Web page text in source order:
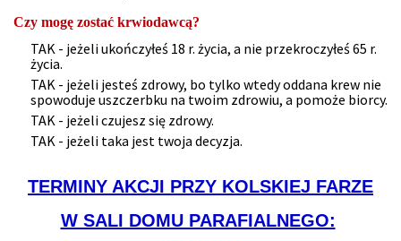
Czy mogę zostać krwiodawcą?
TAK - jeżeli ukończyłeś 18 r. życia, a nie przekroczyłeś 65 r.
życia.
TAK - jeżeli jesteś zdrowy, bo tylko wtedy oddana krew nie
spowoduje uszczerbku na twoim zdrowiu, a pomoże biorcy.
TAK - jeżeli czujesz się zdrowy.
TAK - jeżeli taka jest twoja decyzja.
TERMINY AKCJI PRZY KOLSKIEJ FARZE
W SALI DOMU PARAFIALNEGO: